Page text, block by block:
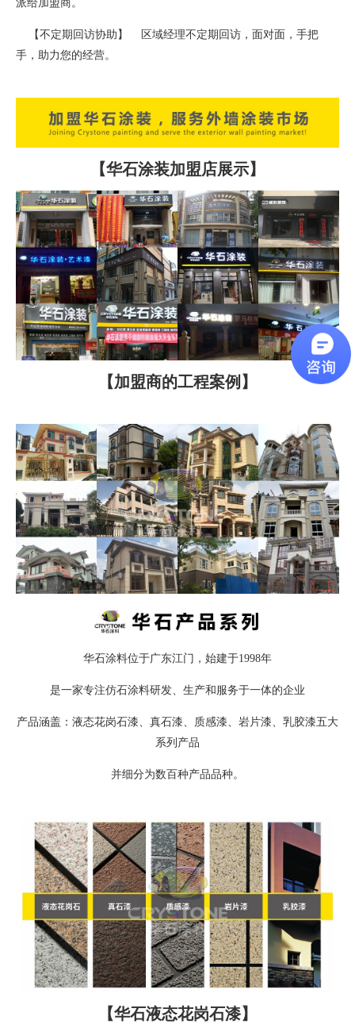
派给加盟商。
【不定期回访协助】 区域经理不定期回访，面对面，手把
手，助力您的经营。
【华石涂装加盟店展示】
【加盟商的工程案例】
华石涂料位于广东江门，始建于1998年
是一家专注仿石涂料研发、生产和服务于一体的企业
产品涵盖：液态花岗石漆、真石漆、质感漆、岩片漆、乳胶漆五大
系列产品
并细分为数百种产品品种。
【华石液态花岗石漆】